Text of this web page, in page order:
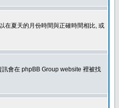
在夏天的月份時間與正確時間相比, 或
會在 phpBB Group website 裡被找